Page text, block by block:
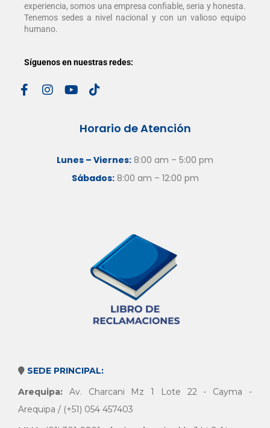
experiencia, somos una empresa confiable, seria y honesta.
Tenemos sedes a nivel nacional y con un valioso equipo
humano.
Síguenos en nuestras redes:
Horario de Atención
Lunes – Viernes: 8:00 am – 5:00 pm
Sábados:8:00 am – 12:00 pm
SEDE PRINCIPAL:
Arequipa: Av. Charcani Mz 1 Lote 22 - Cayma -
Arequipa / (+51) 054 457403